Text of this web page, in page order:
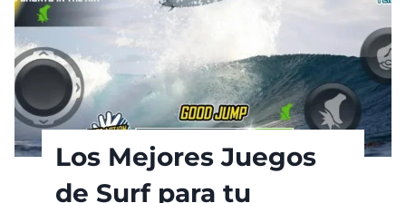
Los Mejores Juegos
de Surf para tu